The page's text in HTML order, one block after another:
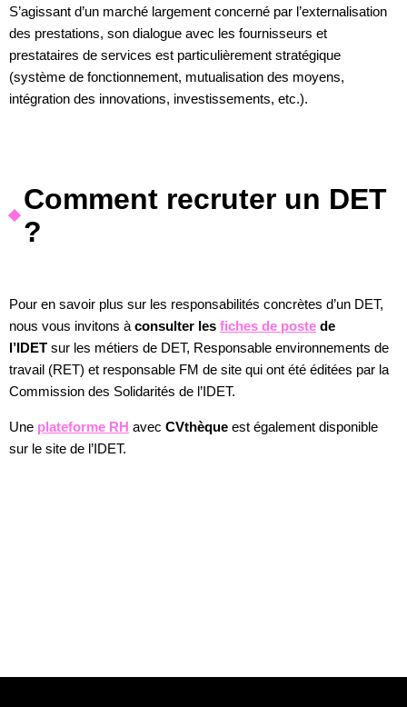
S’agissant d’un marché largement concerné par l’externalisation
des prestations, son dialogue avec les fournisseurs et
prestataires de services est particulièrement stratégique
(système de fonctionnement, mutualisation des moyens,
intégration des innovations, investissements, etc.).
Comment recruter un DET
?
Pour en savoir plus sur les responsabilités concrètes d’un DET,
nous vous invitons à consulter les fiches de poste de
l’IDET sur les métiers de DET, Responsable environnements de
travail (RET) et responsable FM de site qui ont été éditées par la
Commission des Solidarités de l’IDET.
Une plateforme RH avec CVthèque est également disponible
sur le site de l’IDET.